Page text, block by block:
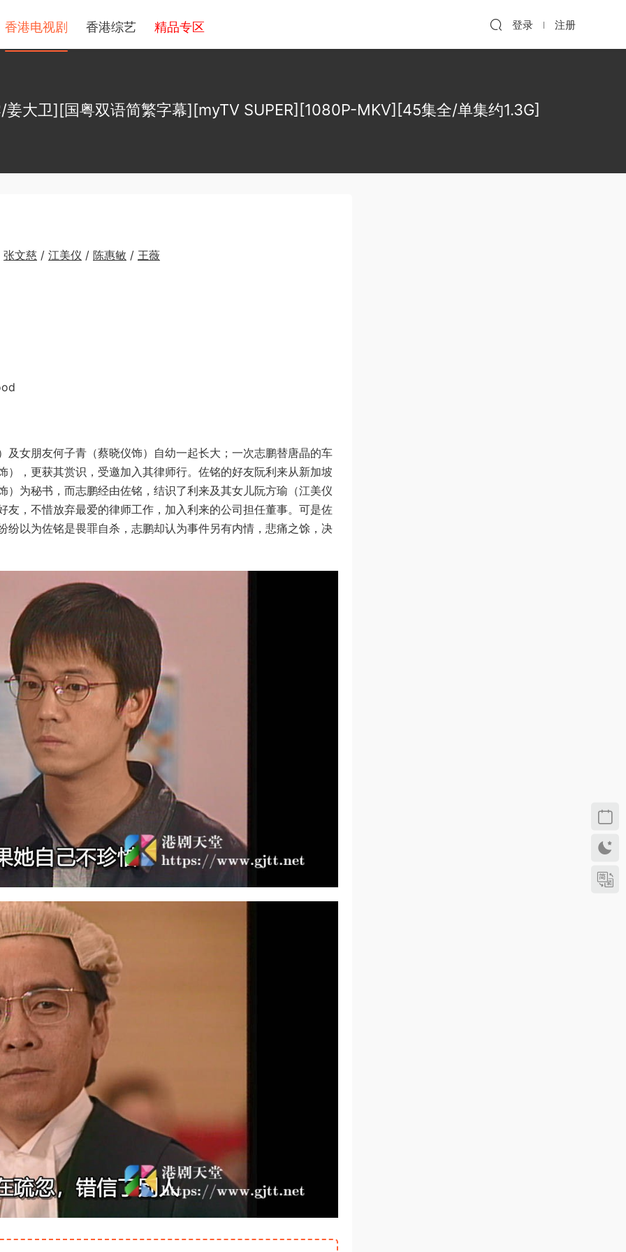
香港电视剧 香港综艺 精品专区 登录 注册
大卫][国粤双语简繁字幕][myTV SUPER][1080P-MKV][45集全/单集约1.3G]
张文慈 / 江美仪 / 陈惠敏 / 王薇
女朋友何子青（蔡晓仪饰）自幼一起长大；一次志鹏替唐晶的车
，更获其赏识，受邀加入其律师行。佐铭的好友阮利来从新加坡
为秘书，而志鹏经由佐铭，结识了利来及其女儿阮方瑜（江美仪
，不惜放弃最爱的律师工作，加入利来的公司担任董事。可是佐
以为佐铭是畏罪自杀，志鹏却认为事件另有内情，悲痛之馀，决